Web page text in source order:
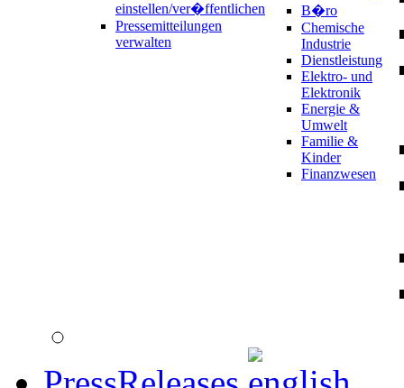
einstellen/ver�ffentlichen
Pressemitteilungen
verwalten
B�ro
Chemische
Industrie
Dienstleistung
Elektro- und
Elektronik
Energie &
Umwelt
Familie &
Kinder
Finanzwesen